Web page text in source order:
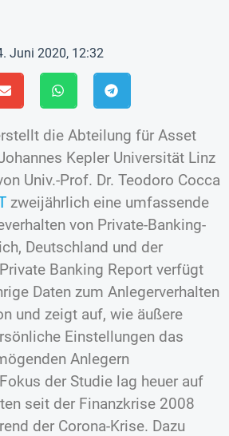
Juni 2020, 12:32
die Abteilung für Asset
Kepler Universität Linz
Univ.-Prof. Dr. Teodoro Cocca
zweijährlich eine umfassende
von Private-Banking-
Deutschland und der
Banking Report verfügt
Daten zum Anlegerverhalten
und zeigt auf, wie äußere
Einstellungen das
Anlegern
der Studie lag heuer auf
seit der Finanzkrise 2008
der Corona-Krise. Dazu